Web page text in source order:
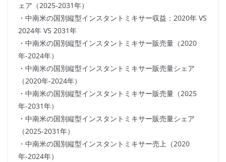
ェア（2025-2031年）
・中南米の国別縦型インスタントミキサー収益：2020年 VS
2024年 VS 2031年
・中南米の国別縦型インスタントミキサー販売量（2020
年-2024年）
・中南米の国別縦型インスタントミキサー販売量シェア
（2020年-2024年）
・中南米の国別縦型インスタントミキサー販売量（2025
年-2031年）
・中南米の国別縦型インスタントミキサー販売量シェア
（2025-2031年）
・中南米の国別縦型インスタントミキサー売上（2020
年-2024年）